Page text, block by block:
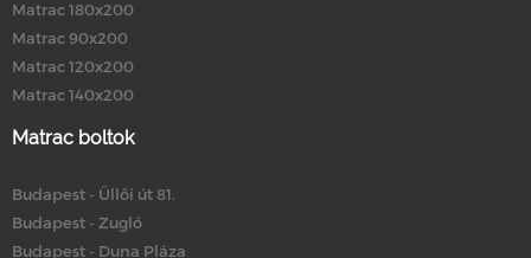
Matrac 180x200
Matrac 90x200
Matrac 120x200
Matrac 140x200
Matrac boltok
Budapest - Üllői út 81.
Budapest - Zugló
Budapest - Duna Pláza